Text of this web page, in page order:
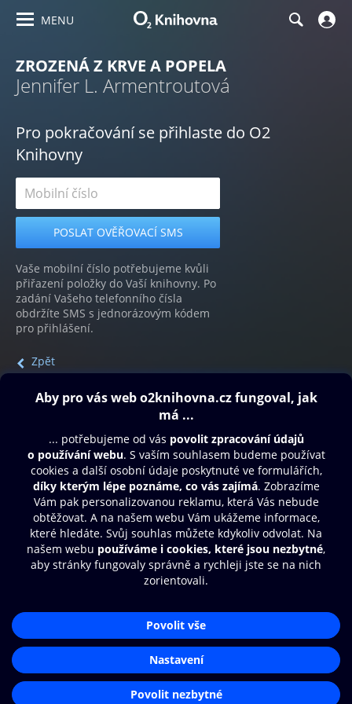
MENU
ZROZENÁ Z KRVE A POPELA
Jennifer L. Armentroutová
Pro pokračování se přihlaste do O2
Knihovny
Vaše mobilní číslo potřebujeme kvůli
přiřazení položky do Vaší knihovny. Po
zadání Vašeho telefonního čísla
obdržíte SMS s jednorázovým kódem
pro přihlášení.
Zpět
Obsah ke stažení
Moje O2 Knihovna
Další zábava
© O2 Czech Republic a.s.
Přístupnost
Zásady zpracování osobních údajů
Nastavení cookies
Aplikace O2 Knihovna
Čti a poslouchej své e-knihy a
audioknihy rychleji a pohodlněji.